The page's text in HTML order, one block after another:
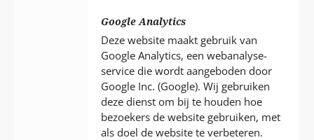
Google Analytics
Deze website maakt gebruik van
Google Analytics, een webanalyse-
service die wordt aangeboden door
Google Inc. (Google). Wij gebruiken
deze dienst om bij te houden hoe
bezoekers de website gebruiken, met
als doel de website te verbeteren.